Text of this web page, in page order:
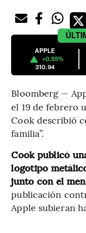
APPLE
+0.55%
310.94
Bloomberg —
el 19 de febrero
Cook describió
familia”.
Cook publicó
logotipo
junto con el
publicación
Apple subieran